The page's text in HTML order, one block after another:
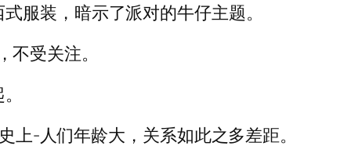
服装，暗示了派对的牛仔主题。
受关注。
-人们年龄大，关系如此之多差距。